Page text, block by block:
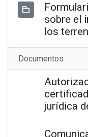
sobre el
los
Documentos
jurídica